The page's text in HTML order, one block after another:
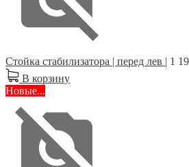
Стойка стабилизатора | перед лев | 1
В корзину
Новые...